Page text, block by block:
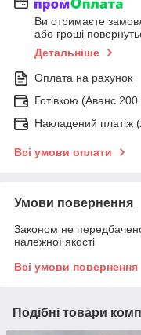
Ви отримаєте
або гроші
Детальніше
Оплата на рахунок
Готівкою (Аванс 200
Накладений платіж
Всі умови оплати
Умови повернення
Законом не
належної якості
Всі умови повернення
Подібні товари